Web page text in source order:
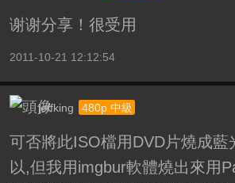
谢谢分享！很受用
2011-10-21 12:12:54
jeffking 480p 中級
可否將此ISO檔用DVD片燒成藍
以,但我用imgbur軟體燒出來用